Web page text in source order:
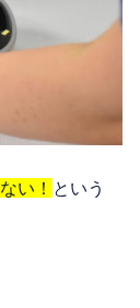
い！ という